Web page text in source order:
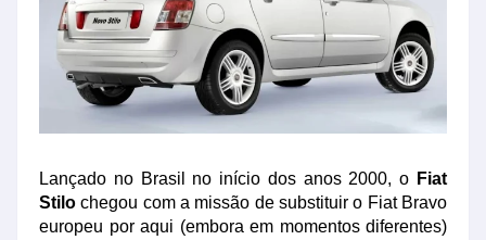
Lançado no Brasil no início dos anos 2000, o Fiat
Stilo chegou com a missão de substituir o Fiat Bravo
europeu por aqui (embora em momentos diferentes)